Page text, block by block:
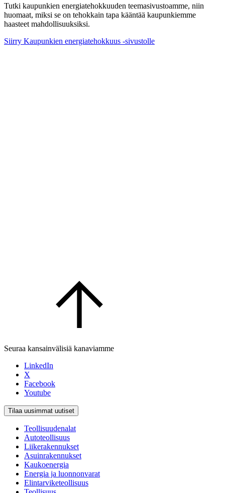
Tutki kaupunkien energiatehokkuuden teemasivustoamme, niin
huomaat, miksi se on tehokkain tapa kääntää kaupunkiemme
haasteet mahdollisuuksiksi.
Siirry Kaupunkien energiatehokkuus -sivustolle
Seuraa kansainvälisiä kanaviamme
LinkedIn
X
Facebook
Youtube
Tilaa uusimmat uutiset
Teollisuudenalat
Autoteollisuus
Liikerakennukset
Asuinrakennukset
Kaukoenergia
Energia ja luonnonvarat
Elintarviketeollisuus